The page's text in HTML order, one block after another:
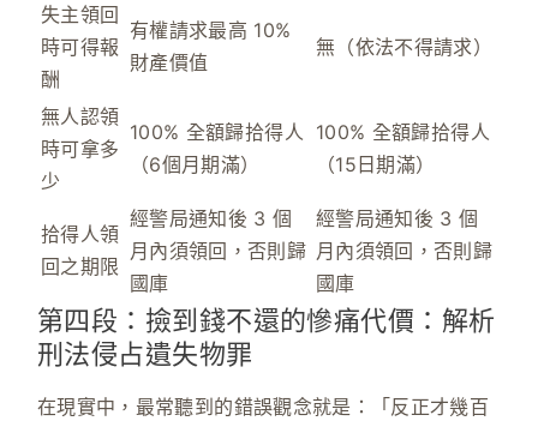
失主領回
時可得報
酬
有權請求最高 10%
財產價值
無（依法不得請求）
無人認領
時可拿多
少
100% 全額歸拾得人
（6個月期滿）
100% 全額歸拾得人
（15日期滿）
拾得人領
回之期限
經警局通知後 3 個
月內須領回，否則歸
國庫
經警局通知後 3 個
月內須領回，否則歸
國庫
第四段：撿到錢不還的慘痛代價：解析
刑法侵占遺失物罪
在現實中，最常聽到的錯誤觀念就是：「反正才幾百